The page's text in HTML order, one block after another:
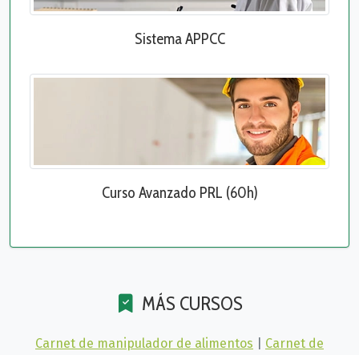
Sistema APPCC
Curso Avanzado PRL (60h)
MÁS CURSOS
Carnet de manipulador de alimentos
Carnet de